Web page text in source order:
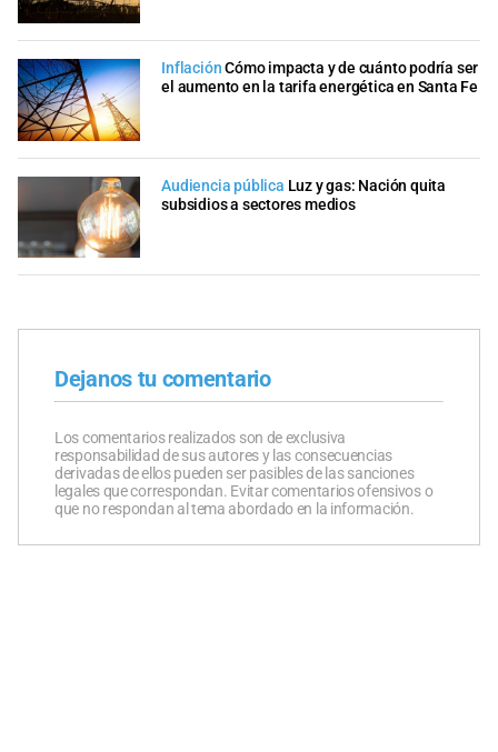
InflaciónCómo impacta y de cuánto podría ser
el aumento en la tarifa energética en Santa Fe
Audiencia pública Luz y gas: Nación quita
subsidios a sectores medios
Dejanos tu comentario
Los comentarios realizados son de exclusiva
responsabilidad de sus autores y las consecuencias
derivadas de ellos pueden ser pasibles de las sanciones
legales que correspondan. Evitar comentarios ofensivos o
que no respondan al tema abordado en la información.